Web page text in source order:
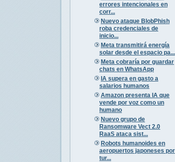
errores intencionales en
corr...
Nuevo ataque BlobPhish
roba credenciales de
inicio...
Meta transmitirá energía
solar desde el espacio pa...
Meta cobraría por guardar
chats en WhatsApp
IA supera en gasto a
salarios humanos
Amazon presenta IA que
vende por voz como un
humano
Nuevo grupo de
Ransomware Vect 2.0
RaaS ataca sist...
Robots humanoides en
aeropuertos japoneses por
tur...